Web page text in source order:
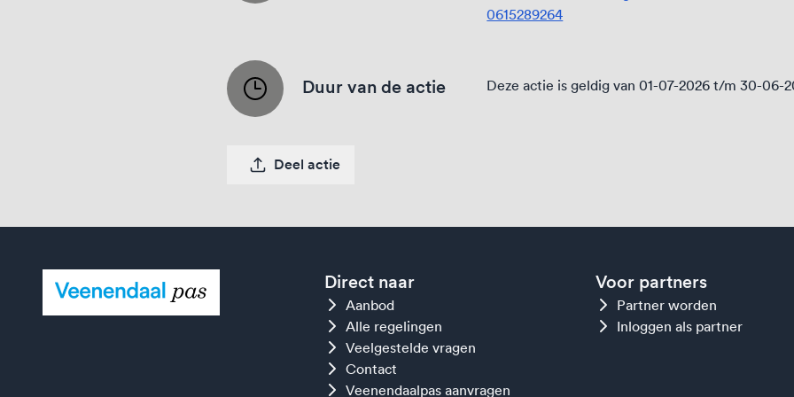
0615289264
Duur van de actie Deze actie is geldig van 01-07-2026 t/m 30-06-
Deel actie
Direct naar
Aanbod
Alle regelingen
Veelgestelde vragen
Contact
Veenendaalpas aanvragen
Voor partners
Partner worden
Inloggen als partner